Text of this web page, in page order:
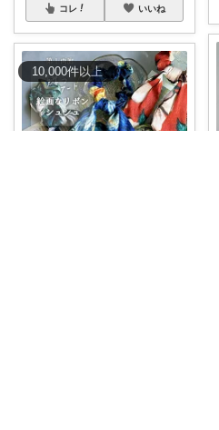
10,000件以上
コレ いいね